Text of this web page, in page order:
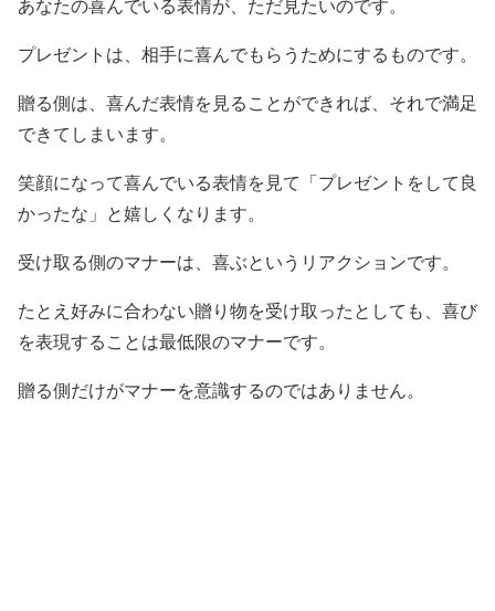
あなたの喜んでいる表情が、ただ見たいのです。
プレゼントは、相手に喜んでもらうためにするものです。
贈る側は、喜んだ表情を見ることができれば、それで満足
できてしまいます。
笑顔になって喜んでいる表情を見て「プレゼントをして良
かったな」と嬉しくなります。
受け取る側のマナーは、喜ぶというリアクションです。
たとえ好みに合わない贈り物を受け取ったとしても、喜び
を表現することは最低限のマナーです。
贈る側だけがマナーを意識するのではありません。